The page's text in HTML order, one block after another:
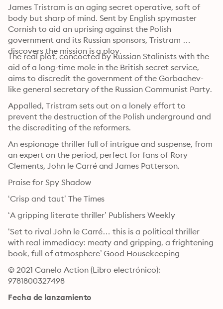
James Tristram is an aging secret operative, soft of
body but sharp of mind. Sent by English spymaster
Cornish to aid an uprising against the Polish
government and its Russian sponsors, Tristram
discovers the mission is a ploy.
The real plot, concocted by Russian Stalinists with the
aid of a long-time mole in the British secret service,
aims to discredit the government of the Gorbachev-
like general secretary of the Russian Communist Party.
Appalled, Tristram sets out on a lonely effort to
prevent the destruction of the Polish underground and
the discrediting of the reformers.
An espionage thriller full of intrigue and suspense, from
an expert on the period, perfect for fans of Rory
Clements, John le Carré and James Patterson.
Praise for Spy Shadow
‘Crisp and taut’ The Times
‘A gripping literate thriller’ Publishers Weekly
‘Set to rival John le Carré… this is a political thriller
with real immediacy: meaty and gripping, a frightening
book, full of atmosphere’ Good Housekeeping
© 2021 Canelo Action (Libro electrónico):
9781800327498
Fecha de lanzamiento